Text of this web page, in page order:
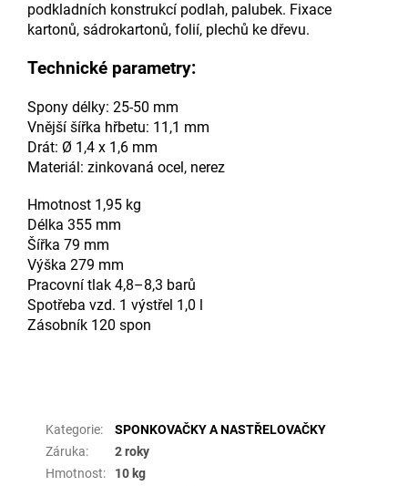
podkladních konstrukcí podlah, palubek. Fixace
kartonů, sádrokartonů, folií, plechů ke dřevu.
Technické parametry:
Spony délky: 25-50 mm
Vnější šířka hřbetu: 11,1 mm
Drát: Ø 1,4 x 1,6 mm
Materiál: zinkovaná ocel, nerez
Hmotnost 1,95 kg
Délka 355 mm
Šířka 79 mm
Výška 279 mm
Pracovní tlak 4,8–8,3 barů
Spotřeba vzd. 1 výstřel 1,0 l
Zásobník 120 spon
Kategorie:
SPONKOVAČKY A NASTŘELOVAČKY
Záruka:
2 roky
Hmotnost:
10 kg